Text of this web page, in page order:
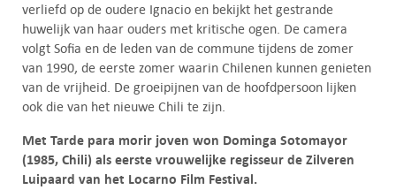
verliefd op de oudere Ignacio en bekijkt het gestrande
huwelijk van haar ouders met kritische ogen. De camera
volgt Sofia en de leden van de commune tijdens de zomer
van 1990, de eerste zomer waarin Chilenen kunnen genieten
van de vrijheid. De groeipijnen van de hoofdpersoon lijken
ook die van het nieuwe Chili te zijn.
Met Tarde para morir joven won Dominga Sotomayor
(1985, Chili) als eerste vrouwelijke regisseur de Zilveren
Luipaard van het Locarno Film Festival.